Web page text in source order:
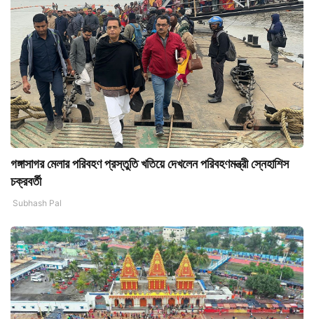
গঙ্গাসাগর মেলার পরিবহণ প্রস্তুতি খতিয়ে দেখলেন পরিবহণমন্ত্রী স্নেহাশিস
চক্রবর্তী
Subhash Pal